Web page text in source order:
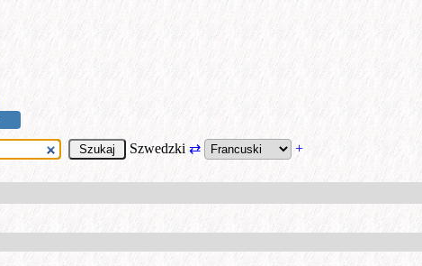
Szwedzki ⇄ +